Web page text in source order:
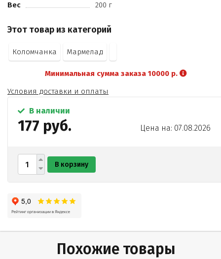
Вес
200 г
Этот товар из категорий
Коломчанка Мармелад
Минимальная сумма заказа 10000 р.
Условия доставки и оплаты
В наличии
177 руб. Цена на: 07.08.2026
В корзину
Похожие товары